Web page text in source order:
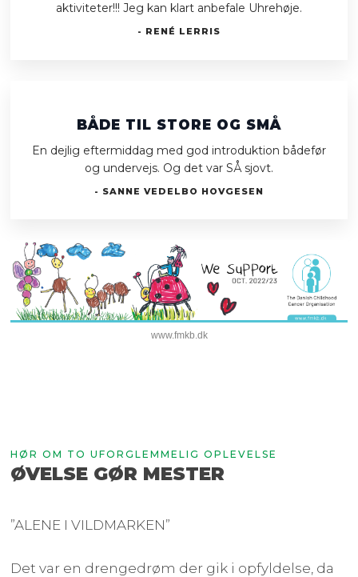
aktiviteter!!! Jeg kan klart anbefale Uhrehøje.
- RENÉ LERRIS
BÅDE TIL STORE OG SMÅ
En dejlig eftermiddag med god introduktion bådefør
og undervejs. Og det var SÅ sjovt.
- SANNE VEDELBO HOVGESEN
www.fmkb.dk
HØR OM TO UFORGLEMMELIG OPLEVELSE
ØVELSE GØR MESTER
”ALENE I VILDMARKEN”
Det var en drengedrøm der gik i opfyldelse, da